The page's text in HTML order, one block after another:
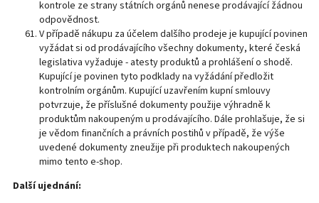
kontrole ze strany státních orgánů nenese prodávající žádnou
odpovědnost.
V případě nákupu za účelem dalšího prodeje je kupující povinen
vyžádat si od prodávajícího všechny dokumenty, které česká
legislativa vyžaduje - atesty produktů a prohlášení o shodě.
Kupující je povinen tyto podklady na vyžádání předložit
kontrolním orgánům. Kupující uzavřením kupní smlouvy
potvrzuje, že příslušné dokumenty použije výhradně k
produktům nakoupeným u prodávajícího. Dále prohlašuje, že si
je vědom finančních a právních postihů v případě, že výše
uvedené dokumenty zneužije při produktech nakoupených
mimo tento e-shop.
Další ujednání: